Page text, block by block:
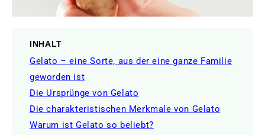
INHALT
Gelato – eine Sorte, aus der eine ganze Familie
geworden ist
Die Ursprünge von Gelato
Die charakteristischen Merkmale von Gelato
Warum ist Gelato so beliebt?